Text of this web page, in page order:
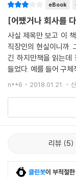
하지 않을까? 그렇지
(Joseph V. Brady) 박
이 통제 불가능성보다
에 놓인 중역 원숭이는
상황에 놓인 사원 원숭
력이란, 그것이 발생할
누구나 경험할 수 있다
업무 무기력이 위험한
기 때문이다. 회사에서
내내 아무것도 하지
업무 무기력은 자신감
eBook
[어쨌거나 회사를
사실 제목만 보고 이
직장인의 현실이니까.
긴 하지만책을 읽는데
들었다. 예를 들어 구
내용일 줄 알았는데
n**6 2018.01.21.
리뷰 5
클린봇이 부적절